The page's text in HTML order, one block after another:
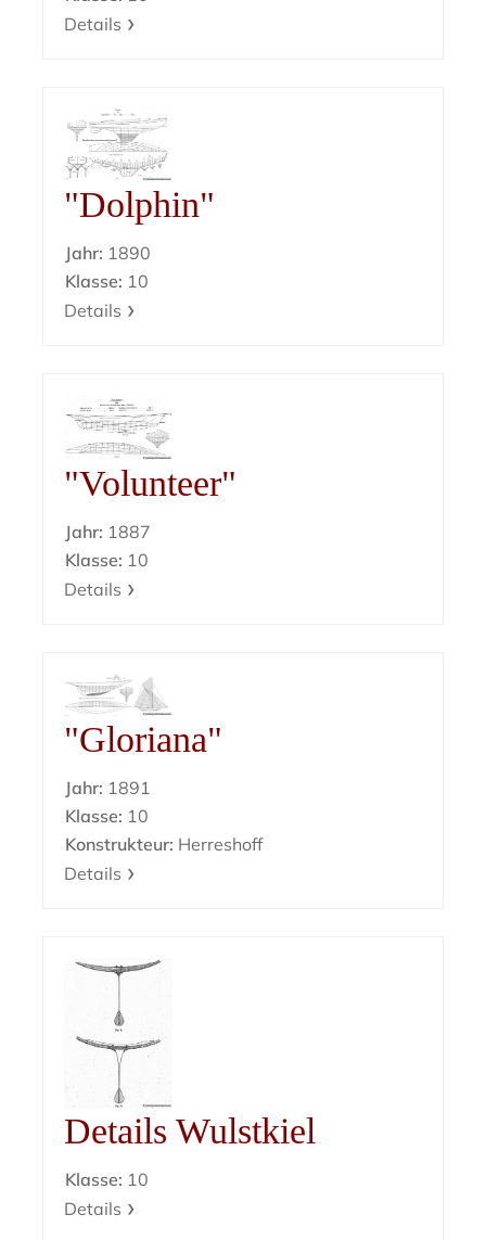
Details
"Dolphin"
Jahr: 1890
Klasse: 10
Details
"Volunteer"
Jahr: 1887
Klasse: 10
Details
"Gloriana"
Jahr: 1891
Klasse: 10
Konstrukteur: Herreshoff
Details
Details Wulstkiel
Klasse: 10
Details